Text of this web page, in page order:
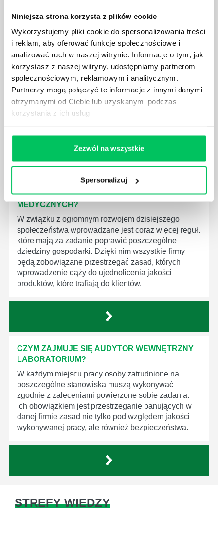
Niniejsza strona korzysta z plików cookie
Wykorzystujemy pliki cookie do spersonalizowania treści
i reklam, aby oferować funkcje społecznościowe i
analizować ruch w naszej witrynie. Informacje o tym, jak
korzystasz z naszej witryny, udostępniamy partnerom
społecznościowym, reklamowym i analitycznym.
Partnerzy mogą połączyć te informacje z innymi danymi
otrzymanymi od Ciebie lub uzyskanymi podczas
korzystania z ich usług.
Zezwól na wszystkie
Spersonalizuj
KTO EGZEKWUJE PRAWO WODNE?
Prawo wodne to dość skomplikowane prawo w
ustawodawstwie polskim. Na czym dokładniej ono
polega? Kogo w zasadzie obowiązuje? Jak wygląda
egzekwowanie prawa wodnego? Na te pytania
odpowiemy pokrótce poniżej.
GDZIE MOŻEMY ZAPOZNAĆ SIĘ Z
WYMAGANIAMI NORM JAKOŚCI WYROBÓW
MEDYCZNYCH?
W związku z ogromnym rozwojem dzisiejszego
społeczeństwa wprowadzane jest coraz więcej reguł,
które mają za zadanie poprawić poszczególne
dziedziny gospodarki. Dzięki nim wszystkie firmy
będą zobowiązane przestrzegać zasad, których
wprowadzenie dąży do ujednolicenia jakości
produktów, które trafiają do klientów.
CZYM ZAJMUJE SIĘ AUDYTOR WEWNĘTRZNY
LABORATORIUM?
W każdym miejscu pracy osoby zatrudnione na
poszczególne stanowiska muszą wykonywać
zgodnie z zaleceniami powierzone sobie zadania.
Ich obowiązkiem jest przestrzeganie panujących w
danej firmie zasad nie tylko pod względem jakości
wykonywanej pracy, ale również bezpieczeństwa.
STREFY WIEDZY